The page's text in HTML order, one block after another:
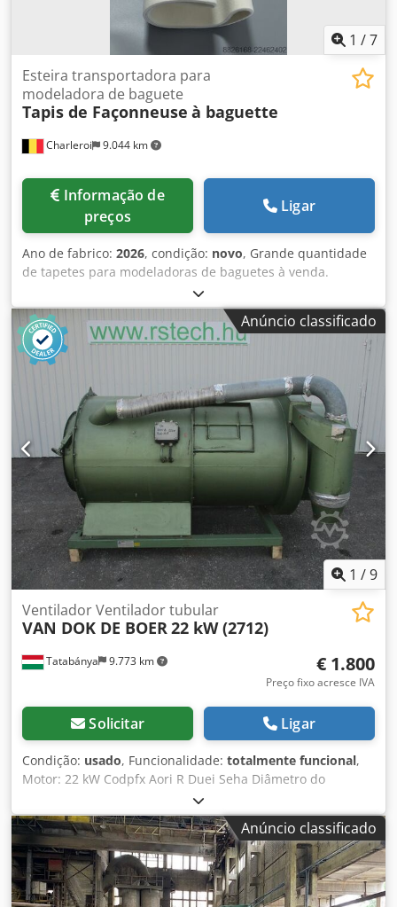
1 /7
Charleroi 9.044 km
Esteira transportadora para
modeladora de baguete
Tapis de Façonneuse à baguette
preços
Ligar
Ano de fabrico: 2026, condição: novo, Grande quantidade
de tapetes para modeladoras de baguetes à venda.
Marcas disponíveis: - MAJOR - BONGARD - MERAND
TENOR/TREGOR - BERTRAND EURO2000 - BERTRAND
EUROMAP - JAC - PANIRECORD F73 - PANIRECORD F60/F57 -
SINMAG - PAVAILLER - STAFF Preço unitário e por grosso.
Vendidos em kit completo para uma modeladora,
composto por: - Tapete frontal Csdpfozqt Tcox Ai Soha -
Tapete traseiro - Tapete de base reforçado - Tapete de
receção
Anúncio classificado
1 /9
Tatabánya 9.773 km
Ventilador Ventilador tubular
VAN DOK DE BOER22 kW (2712)
€ 1.800
Preço fixo acresce IVA
Solicitar Ligar
Condição: usado, Funcionalidade: totalmente funcional,
Motor: 22 kW Codpfx Aori R Duei Seha Diâmetro do
ventilador: 700 mm Comprimento: 2500 mm
Anúncio classificado